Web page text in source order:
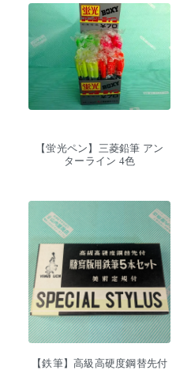
【蛍光ペン】三菱鉛筆 アン
ターライン 4色
【鉄筆】高級高硬度鋼替先付